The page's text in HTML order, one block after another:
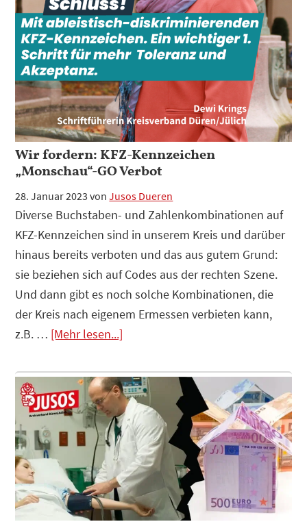
Wir fordern: KFZ-Kennzeichen
„Monschau“-GO Verbot
28. Januar 2023 vonJusos Dueren
Diverse Buchstaben- und Zahlenkombinationen auf
KFZ-Kennzeichen sind in unserem Kreis und darüber
hinaus bereits verboten und das aus gutem Grund:
sie beziehen sich auf Codes aus der rechten Szene.
Und dann gibt es noch solche Kombinationen, die
der Kreis nach eigenem Ermessen verbieten kann,
z.B. … [Mehr lesen...]
Plugin
Wir
fordern:
KFZ-
Kennzeichen
„Monschau“-
GO
Verbot